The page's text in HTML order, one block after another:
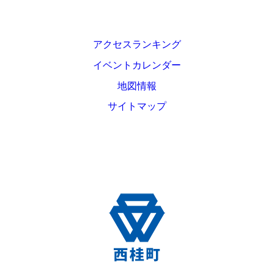
アクセスランキング
イベントカレンダー
地図情報
サイトマップ